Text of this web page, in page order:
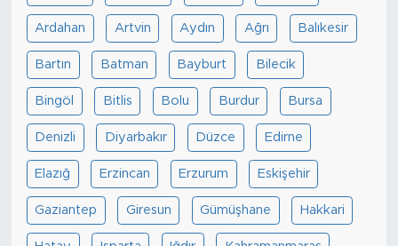
Ardahan Artvin Aydın Ağrı Balıkesir
Bartın Batman Bayburt Bilecik
Bingöl Bitlis Bolu Burdur Bursa
Denizli Diyarbakır Düzce Edirne
Elazığ Erzincan Erzurum Eskişehir
Gaziantep Giresun Gümüşhane Hakkari